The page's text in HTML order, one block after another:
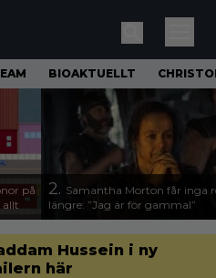
BIOAKTUELLT
på
allt
2. Samantha Morton får inga
längre: ”Jag är för gammal”
Hussein i ny
här